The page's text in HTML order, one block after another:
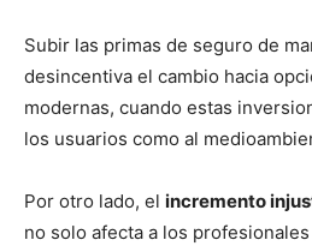
Subir las primas de seguro de
desincentiva el cambio hacia
modernas, cuando estas
los usuarios como al
Por otro lado, el incremento
no solo afecta a los